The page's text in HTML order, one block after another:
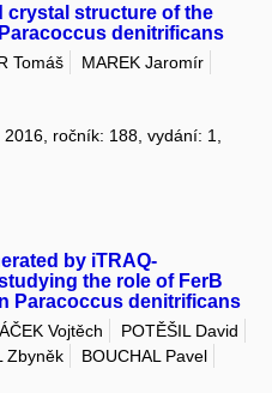
crystal structure of the
denitrificans
Tomáš
MAREK Jaromír
2016, ročník: 188, vydání: 1,
by iTRAQ-
the role of FerB
Paracoccus denitrificans
Vojtěch
POTĚŠIL David
Zbyněk
BOUCHAL Pavel